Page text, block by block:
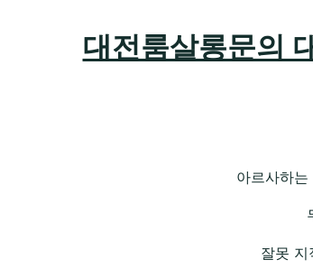
대전룸살롱문의
아르사하
잘못